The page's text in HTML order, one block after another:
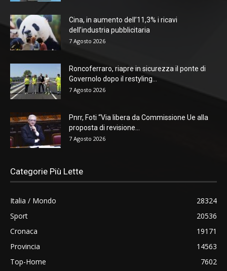
Cina, in aumento dell’11,3% i ricavi
dell’industria pubblicitaria
7 Agosto 2026
Roncoferraro, riapre in sicurezza il ponte di
Governolo dopo il restyling...
7 Agosto 2026
Pnrr, Foti “Via libera da Commissione Ue alla
proposta di revisione...
7 Agosto 2026
Categorie Più Lette
Italia / Mondo
28324
Sport
20536
Cronaca
19171
Provincia
14563
Top-Home
7602